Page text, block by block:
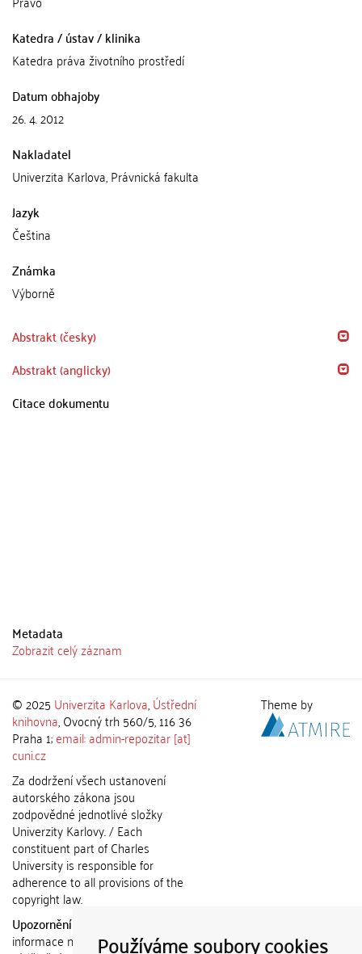
Používáme soubory cookies
Katedra / ústav / klinika
Katedra práva životního prostředí
Datum obhajoby
26. 4. 2012
Nakladatel
Univerzita Karlova, Právnická fakulta
Jazyk
Čeština
Známka
Výborně
Abstrakt (česky)
Abstrakt (anglicky)
Citace dokumentu
Metadata
Zobrazit celý záznam
© 2025 Univerzita Karlova,Ústřední
knihovna, Ovocný trh 560/5, 116 36
Praha 1;email: admin-repozitar [at]
cuni.cz
Za dodržení všech ustanovení
autorského zákona jsou
zodpovědné jednotlivé složky
Univerzity Karlovy. / Each
constituent part of Charles
University is responsible for
adherence to all provisions of the
copyright law.
Upozornění / Notice:
informace nemohou být použity k
Theme by